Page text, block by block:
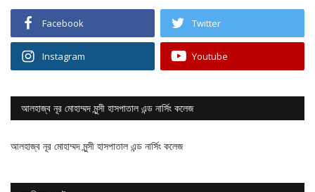
বরিশাল
রাজধানী
গ্যালারি
Facebook Twitter
Instagram Youtube
আলহাজ্ব নূর মোহাম্মদ মুন্সী হাসপাতাল এন্ড নার্সিং কলেজ
আলহাজ্ব নূর মোহাম্মদ মুন্সী হাসপাতাল এন্ড নার্সিং কলেজ